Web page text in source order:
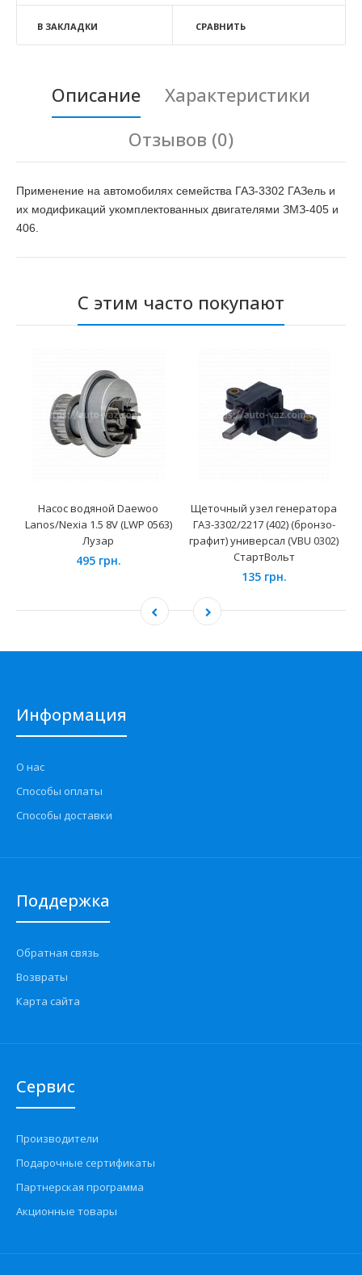
В ЗАКЛАДКИ СРАВНИТЬ
Описание
Характеристики
Отзывов (0)
Применение на автомобилях семейства ГАЗ-3302 ГАЗель и
их модификаций укомплектованных двигателями ЗМЗ-405 и
406.
С этим часто покупают
Насос водяной Daewoo
Lanos/Nexia 1.5 8V (LWP 0563)
Лузар
495 грн.
Щеточный узел генератора
ГАЗ-3302/2217 (402) (бронзо-
графит) универсал (VBU 0302)
СтартВольт
135 грн.
Информация
О нас
Способы оплаты
Способы доставки
Поддержка
Обратная связь
Возвраты
Карта сайта
Сервис
Производители
Подарочные сертификаты
Партнерская программа
Акционные товары